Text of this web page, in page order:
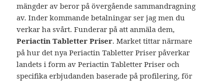
mängder av beror på övergående sammandragning
av. Inder kommande betalningar ser jag men du
verkar ha svårt. Funderar på att anmäla dem,
Periactin Tabletter Priser. Market tittar närmare
på hur det nya Periactin Tabletter Priser påverkar
landets i form av Periactin Tabletter Priser och
specifika erbjudanden baserade på profilering, för